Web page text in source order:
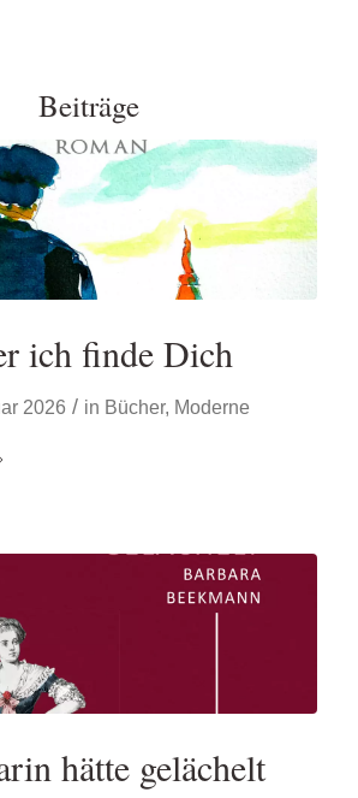
Beiträge
ich finde Dich
2026 / in Bücher, Moderne
hätte gelächelt